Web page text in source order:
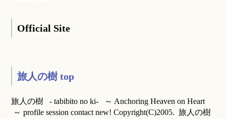
Official Site
旅人の樹 top
旅人の樹 - tabibito no ki- ～ Anchoring Heaven on Heart
～ profile session contact new! Copyright(C)2005. 旅人の樹